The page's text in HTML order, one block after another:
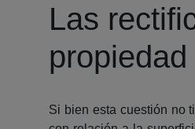
Las
propiedad
Si bien esta cuestión no